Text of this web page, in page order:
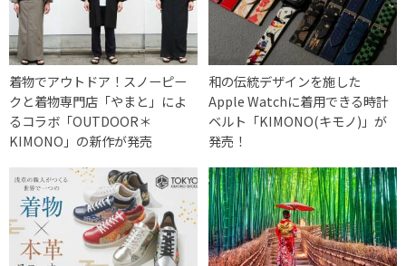
着物でアウトドア！スノーピー
クと着物専門店「やまと」によ
るコラボ「OUTDOOR＊
KIMONO」の新作が発売
和の伝統デザインを施した
Apple Watchに着用できる時計
ベルト「KIMONO(キモノ)」が
発売！